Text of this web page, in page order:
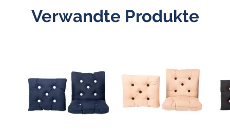
Verwandte Produkte